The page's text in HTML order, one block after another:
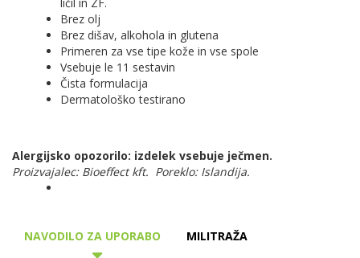
Brez olj
Brez dišav, alkohola in glutena
Primeren za vse tipe kože in vse spole
Vsebuje le 11 sestavin
Čista formulacija
Dermatološko testirano
Alergijsko opozorilo: izdelek vsebuje ječmen.
Proizvajalec: Bioeffect kft. Poreklo: Islandija.
NAVODILO ZA UPORABO MILITRAŽA